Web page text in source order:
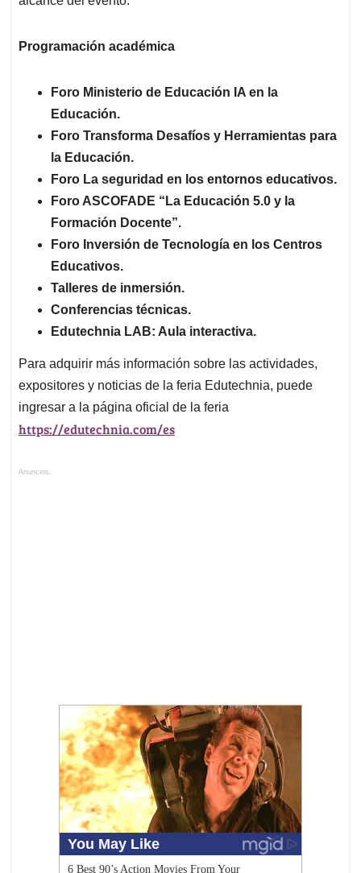
Programación académica
Foro Ministerio de Educación IA en la
Educación.
Foro Transforma Desafíos y Herramientas para
la Educación.
Foro La seguridad en los entornos educativos.
Foro ASCOFADE “La Educación 5.0 y la
Formación Docente”.
Foro Inversión de Tecnología en los Centros
Educativos.
Talleres de inmersión.
Conferencias técnicas.
Edutechnia LAB: Aula interactiva.
Para adquirir más información sobre las actividades,
expositores y noticias de la feria Edutechnia, puede
ingresar a la página oficial de la feria
https://edutechnia.com/es
Anuncios.